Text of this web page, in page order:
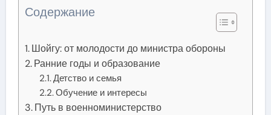
Содержание
Шойгу: от молодости до министра обороны
Ранние годы и образование
Детство и семья
Обучение и интересы
Путь в военноминистерство